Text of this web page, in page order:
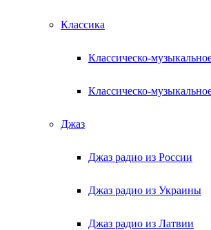
Классика
Классическо-
Классическо-
Джаз
Джаз радио из России
Джаз радио из Украины
Джаз радио из Латвии